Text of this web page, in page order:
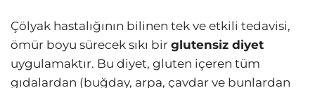
Çölyak hastalığının bilinen tek ve etkili tedavisi,
ömür boyu sürecek sıkı bir glutensiz diyet
uygulamaktır. Bu diyet, gluten içeren tüm
gıdalardan (buğday, arpa, çavdar ve bunlardan